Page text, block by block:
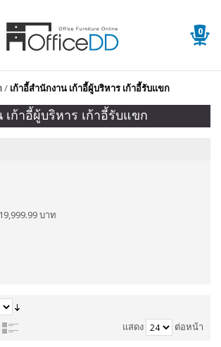
0
/ เก้าอี้สำนักงาน เก้าอี้ผู้บริหาร เก้าอี้รับแขก
เก้าอี้ผู้บริหาร เก้าอี้รับแขก
บาท
แสดง ต่อหน้า